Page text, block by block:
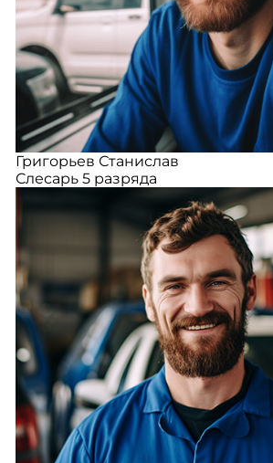
Григорьев Станислав
Слесарь 5 разряда